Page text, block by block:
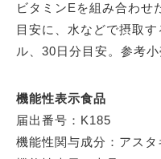
ビタミンEを組み合わせ
目安に、水などで摂取
ル、30日分目安。参考
機能性表示食品
届出番号：K185
機能性関与成分：アス